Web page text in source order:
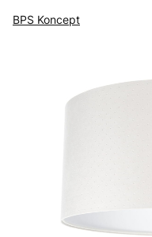
BPS Koncept